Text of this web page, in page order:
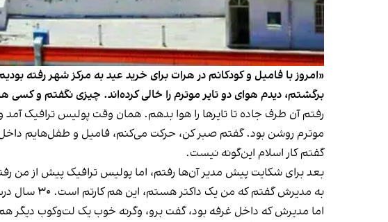
«امروز با فامیل و کودکانم در هرات برای خرید عید به مرکز شهر رفته
برگشتم، دیدم هوای دو تایر موترم را خالی کرده‌اند. چیزی نگفتم و کسی
رفتم آن طرف جاده تا تایرها را هوا بدهم. همان وقت پولیس ترافیک آمد
موترم روشن بود. گفتم صبر کن، حرکت می‌کنم، فامیل و طفل‌هایم داخل
گفتم کار اسلام این‌گونه نیست.
بعد برای شکایت پیش مدیر آن‌ها رفتم، اما پولیس ترافیک پیش از من
به مدیرش گفتم که من یک داکتر هستم، این هم کارتم است. ۳۰ سال درس خواندیم و به شما مردم خدمت کردیم.
اما مدیرش که داخل غرفه بود، گفت برو، وگرنه خوب یک لت‌وکوب دیگر